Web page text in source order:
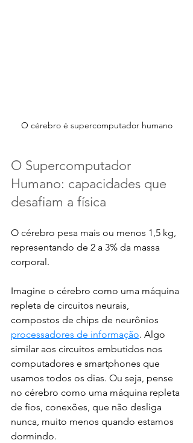
O cérebro é supercomputador humano
O Supercomputador
Humano: capacidades que
desafiam a física
O cérebro pesa mais ou menos 1,5 kg,
representando de 2 a 3% da massa
corporal.
Imagine o cérebro como uma máquina
repleta de circuitos neurais,
compostos de chips de neurônios
processadores de informação. Algo
similar aos circuitos embutidos nos
computadores e smartphones que
usamos todos os dias. Ou seja, pense
no cérebro como uma máquina repleta
de fios, conexões, que não desliga
nunca, muito menos quando estamos
dormindo.